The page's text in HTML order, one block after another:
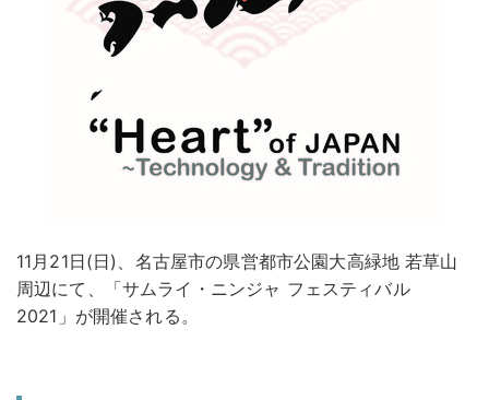
11月21日(日)、名古屋市の県営都市公園大高緑地 若草山
周辺にて、「サムライ・ニンジャ フェスティバル
2021」が開催される。